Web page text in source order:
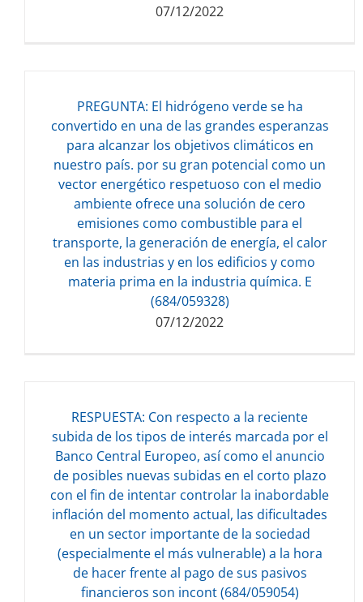
07/12/2022
Descarga del documento:
123.84 KB
PREGUNTA: El hidrógeno verde se ha
convertido en una de las grandes esperanzas
para alcanzar los objetivos climáticos en
nuestro país. por su gran potencial como un
vector energético respetuoso con el medio
ambiente ofrece una solución de cero
emisiones como combustible para el
transporte, la generación de energía, el calor
en las industrias y en los edificios y como
materia prima en la industria química. E
(684/059328)
07/12/2022
Descarga del documento:
134.51 KB
RESPUESTA: Con respecto a la reciente
subida de los tipos de interés marcada por el
Banco Central Europeo, así como el anuncio
de posibles nuevas subidas en el corto plazo
con el fin de intentar controlar la inabordable
inflación del momento actual, las dificultades
en un sector importante de la sociedad
(especialmente el más vulnerable) a la hora
de hacer frente al pago de sus pasivos
financieros son incont (684/059054)